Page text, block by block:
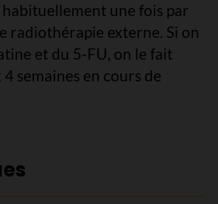
une fois par
radiothérapie externe. Si on
et du 5-FU, on le fait
semaines en cours de